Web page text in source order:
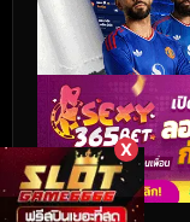
X